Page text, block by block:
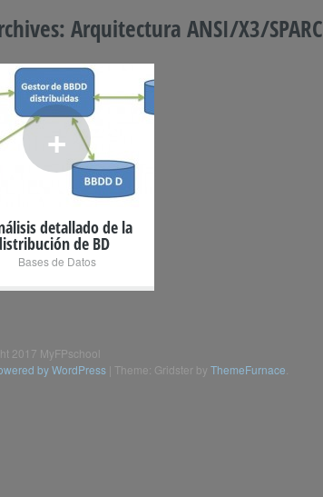
Arquitectura ANSI/X3/SPARC
+
detallado de la
de BD
Bases de Datos
2017 MyFPschool
by WordPress Theme: Gridster by ThemeFurnace